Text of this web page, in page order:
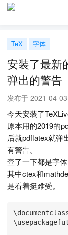
TeX 字体
安装了最新
弹出的警告
发布于 2021-04-
今天安装了
原本用的2019的
后就pdflatex就弹
有警告。
查了一下都是字
其中ctex和
是看着挺难受。